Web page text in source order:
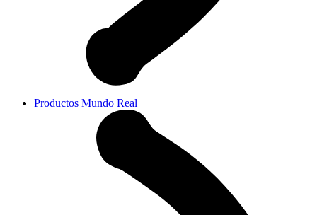
Productos Mundo Real